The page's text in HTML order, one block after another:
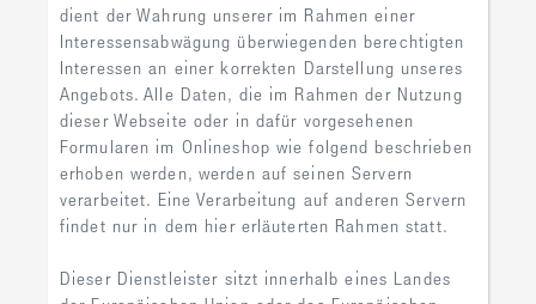
dient der Wahrung unserer im Rahmen einer
Interessensabwägung überwiegenden berechtigten
Interessen an einer korrekten Darstellung unseres
Angebots. Alle Daten, die im Rahmen der Nutzung
dieser Webseite oder in dafür vorgesehenen
Formularen im Onlineshop wie folgend beschrieben
erhoben werden, werden auf seinen Servern
verarbeitet. Eine Verarbeitung auf anderen Servern
findet nur in dem hier erläuterten Rahmen statt.
Dieser Dienstleister sitzt innerhalb eines Landes